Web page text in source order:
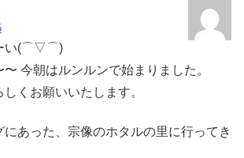
い(⌒▽⌒)
今朝はルンルンで始まりました。
くお願いいたします。
にあった、宗像のホタルの里に行ってき